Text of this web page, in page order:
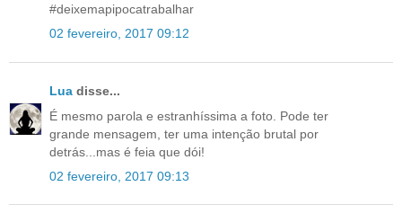
#deixemapipocatrabalhar
02 fevereiro, 2017 09:12
Lua disse...
É mesmo parola e estranhíssima a foto. Pode ter
grande mensagem, ter uma intenção brutal por
detrás...mas é feia que dói!
02 fevereiro, 2017 09:13